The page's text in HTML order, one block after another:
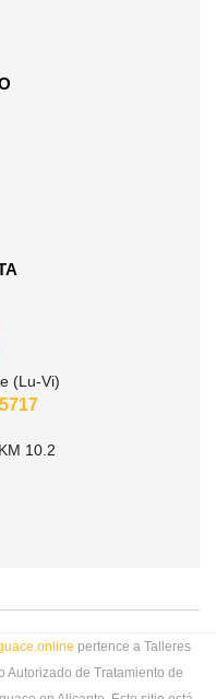
(Lu-Vi)
10.2
pertence a Talleres
Autorizado de Tratamiento de